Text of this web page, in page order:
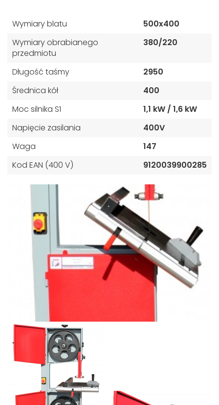
Wymiary blatu
500x400
Wymiary obrabianego
przedmiotu
380/220
Długość taśmy
2950
Średnica kół
400
Moc silnika S1
1,1 kW / 1,6 kW
Napięcie zasilania
400V
Waga
147
Kod EAN (400 V)
9120039900285